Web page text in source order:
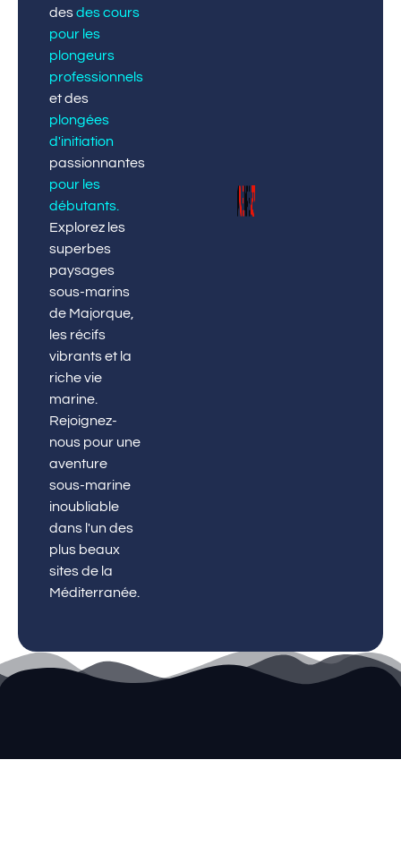
desdes cours
pour les
plongeurs
professionnels
et des
plongées
d'initiation
passionnantes
pour les
débutants
Explorez les
superbes
paysages
sous-marins
de Majorque,
les récifs
vibrants et la
riche vie
marine.
Rejoignez-
nous pour une
aventure
sous-marine
inoubliable
dans l'un des
plus beaux
sites de la
Méditerranée.